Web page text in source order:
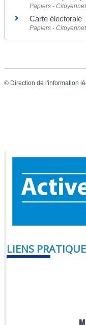
Papiers -
Carte électorale
Papiers -
© Direction de l'information
LIENS